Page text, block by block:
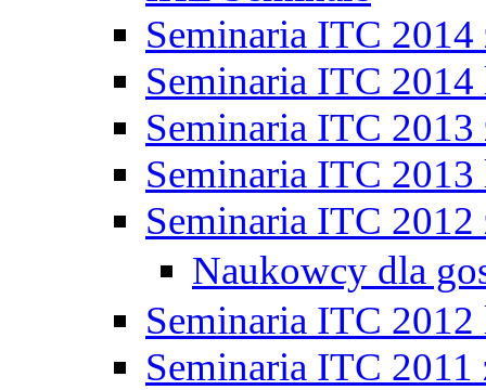
Seminaria ITC 2014
Seminaria ITC 2014
Seminaria ITC 2013
Seminaria ITC 2013
Seminaria ITC 2012
Naukowcy dla
Seminaria ITC 2012
Seminaria ITC 2011